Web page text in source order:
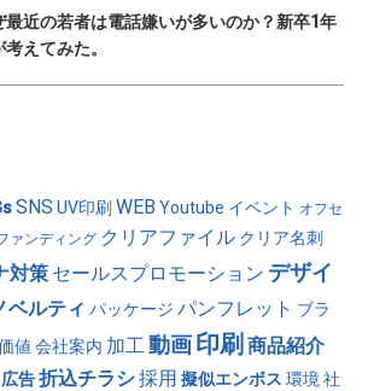
最近の若者は電話嫌いが多いのか？新卒1年
考えてみた。
SNS UV印刷 WEB Youtube イベント オフセ
ァンディング クリアファイル クリア名刺
対策 セールスプロモーション デザイ
ベルティ パッケージ パンフレット ブラ
値 会社案内 加工 動画印刷 商品紹介
広告折込チラシ採用 擬似エンボス 環境 社